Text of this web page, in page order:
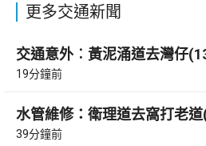
更多交通新聞
交通意外︰黃泥涌道去灣仔
19分鐘前
水管維修：衛理道去窩打老
39分鐘前